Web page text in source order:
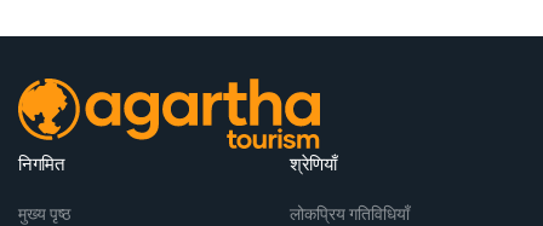
निगमित
मुख्य पृष्ठ
श्रेणियाँ
लोकप्रिय गतिविधियाँ